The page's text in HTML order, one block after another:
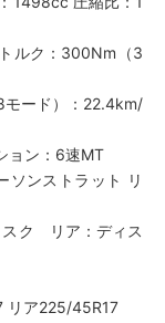
ルク：300Nm（3
モード）：22.4km/
ョン：6速MT
ンストラット リ
ク リア：ディス
リア225/45R17